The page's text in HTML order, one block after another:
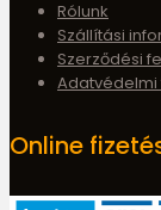
Rólunk
Szállítási
Szerződési
Online